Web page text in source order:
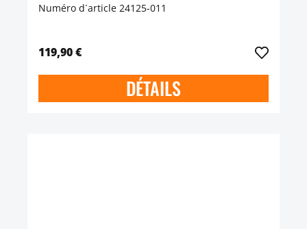
Numéro d´article 24125-011
119,90 €
DÉTAILS